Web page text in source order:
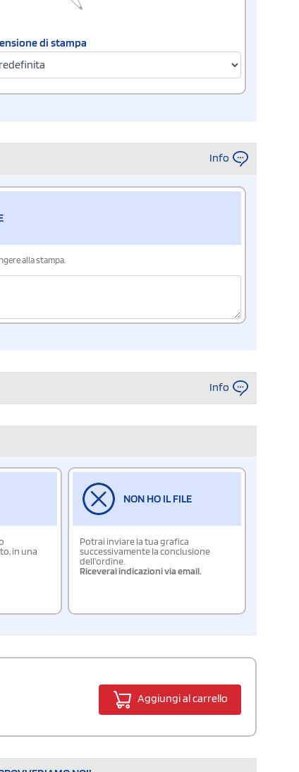
di stampa
Info
alla stampa.
Info
in una
NON HO IL FILE
Potrai inviare la tua grafica
successivamente la conclusione
dell'ordine.
Riceverai indicazioni via email.
Aggiungi al carrello